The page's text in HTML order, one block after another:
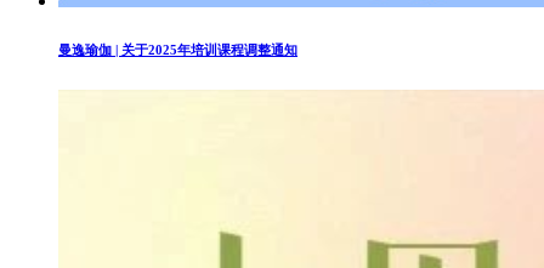
曼逸瑜伽 | 关于2025年培训课程调整通知